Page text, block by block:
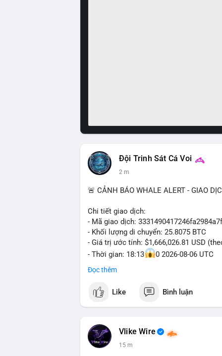
Đội Trinh Sát Cá Voi
2 m
🚨 CẢNH BÁO WHALE ALERT - GIAO
Chi tiết giao dịch:
- Mã giao dịch:
- Khối lượng di chuyển: 25.8075 BTC
- Giá trị ước tính: $1,666,026.81 USD
- Thời gian: 18:13
0 2026-08-06 UTC
Nhận định phân tích hành vi của Cá voi
Khối lượng 25.8 BTC trị giá hơn 1.66
cho thấy dấu hiệu của một tổ chức
thể là bước khởi đầu cho việc phân bổ
hạn có thể gia tăng. Ngược lại, nếu
niềm tin cho thị trường. Mức giá $64,556
đáng chú ý, vì cá voi thường hành động
Đọc thêm
Like Bình luận
Vlike Wire
15 m